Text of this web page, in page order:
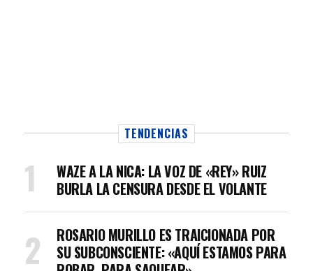
TENDENCIAS
WAZE A LA NICA: LA VOZ DE «REY» RUIZ
BURLA LA CENSURA DESDE EL VOLANTE
ROSARIO MURILLO ES TRAICIONADA POR
SU SUBCONSCIENTE: «AQUÍ ESTAMOS PARA